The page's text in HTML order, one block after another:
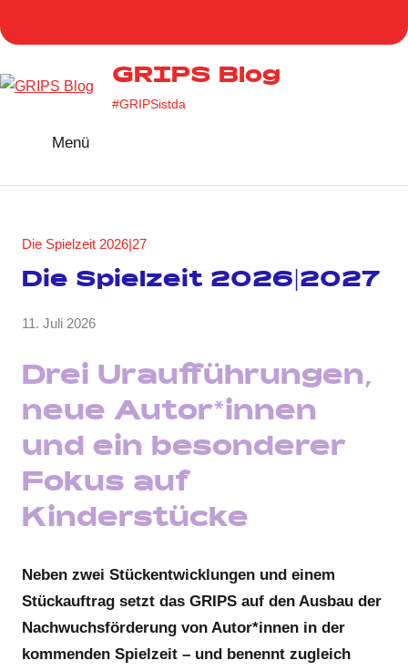
Inhalt
GRIPS
GRIPS Blog
#GRIPSistda
Menü
Die Spielzeit 2026|27
Die Spielzeit 2026|2027
von
Kraus
11. Juli 2026
Drei Uraufführungen,
neue Autor*innen
und ein besonderer
Fokus auf
Kinderstücke
Neben zwei Stückentwicklungen und einem
Stückauftrag setzt das GRIPS auf den Ausbau der
Nachwuchsförderung von Autor*innen in der
kommenden Spielzeit – und benennt zugleich